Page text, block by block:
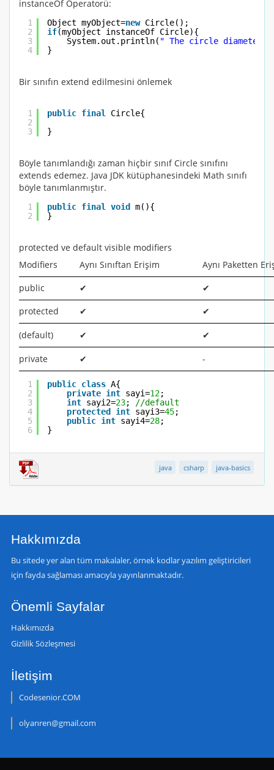
instanceOf Operatorü:
1
2
3
4
Object myObject=new Circle();
if(myObject instanceOf Circle){
System.out.println( " The circle diameter
}
Bir sınıfın extend edilmesini önlemek
1
2
3
public final
Circle{
}
Böyle tanımlandığı zaman hiçbir sınıf Circle sınıfını
extends edemez. Java JDK kütüphanesindeki Math sınıfı
böyle tanımlanmıştır.
1
2
public final void
m(){
}
protected ve default visible modifiers
Modifiers
Aynı Sınıftan Erişim
Aynı Paketten
public
✔
✔
protected
✔ ✔
(default) ✔ ✔
private ✔ -
1
2
3
4
5
6
public class A{
private int sayi=12;
int sayi2=23;
//default
protected
int sayi3=45;
public int sayi4=28;
}
java csharp java-basics
Hakkımızda
Bu sitede yer alan tüm makalaler, örnek kodlar yazılım geliştiricileri
için fayda sağlaması amacıyla yayınlanmaktadır.
Önemli Sayfalar
Hakkımızda
Gizlilik Sözleşmesi
İletişim
Codesenior.COM
olyanren@gmail.com